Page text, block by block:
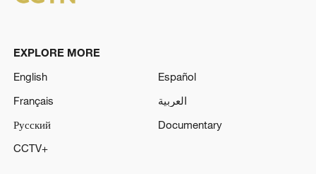
EXPLORE MORE
English
Español
Français
العربية
Русский
Documentary
CCTV+